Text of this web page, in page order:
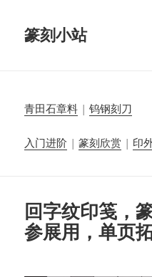
篆刻小站
青田石章料 |钨钢刻刀
入门进阶 |篆刻欣赏 | 印
回字纹印笺，
参展用，单页